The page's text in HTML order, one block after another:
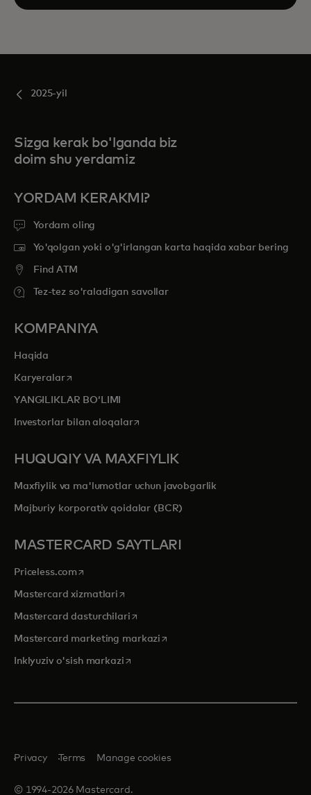
2025-yil
Sizga kerak bo'lganda biz
doim shu yerdamiz
YORDAM KERAKMI?
Yordam oling
Yo'qolgan yoki o'g'irlangan karta haqida xabar bering
Find ATM
Tez-tez so'raladigan savollar
KOMPANIYA
Haqida
Karyeralaropens in a new tab
YANGILIKLAR BOʻLIMI
Investorlar bilan aloqalaropens in a new tab
HUQUQIY VA MAXFIYLIK
Maxfiylik va ma'lumotlar uchun javobgarlik
Majburiy korporativ qoidalar (BCR)
MASTERCARD SAYTLARI
Priceless.com opens in a new tab
Mastercard xizmatlari opens in a new tab
Mastercard dasturchilariopens in a new tab
Mastercard marketing markazi opens in a new tab
Inklyuziv o'sish markaziopens in a new tab
© 1994-2026 Mastercard.
Privacy Terms Manage cookies